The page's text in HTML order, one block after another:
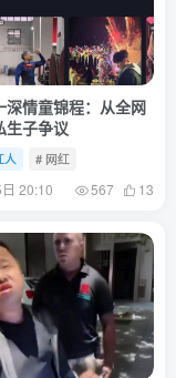
深情童锦程：从全网
生子争议
人 # 网红
20:10 567 13